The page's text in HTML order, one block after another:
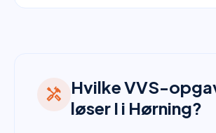
handyman Hvilke VVS-
løser I i Hørning?